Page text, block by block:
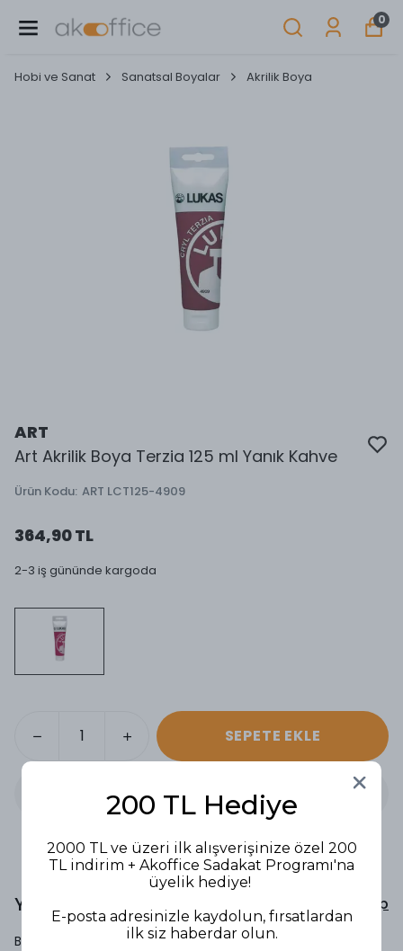
0
Hobi ve Sanat Sanatsal Boyalar Akrilik Boya
ART
Art Akrilik Boya Terzia 125 ml Yanık Kahve
Ürün Kodu: ART LCT125-4909
364,90 TL
2-3 iş gününde kargoda
SEPETE EKLE
Yorumlar Yorum Yap
Bu ürün için henüz yorum yapılmamış.
200 TL Hediye
2000 TL ve üzeri ilk alışverişinize özel 200
TL indirim + Akoffice Sadakat Programı'na
üyelik hediye!
E-posta adresinizle kaydolun, fırsatlardan
ilk siz haberdar olun.